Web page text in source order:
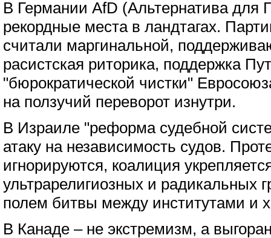
В Германии AfD (Альтернатива для
рекордные места в ландтагах.
считали маргинальной,
расистская риторика, поддержка
"бюрократической чистки"
на ползучий переворот изнутри.
В Израиле "реформа судебной
атаку на независимость судов.
игнорируются, коалиция
ультрарелигиозных и радикальных
полем битвы между институтами и
В Канаде – не экстремизм, а